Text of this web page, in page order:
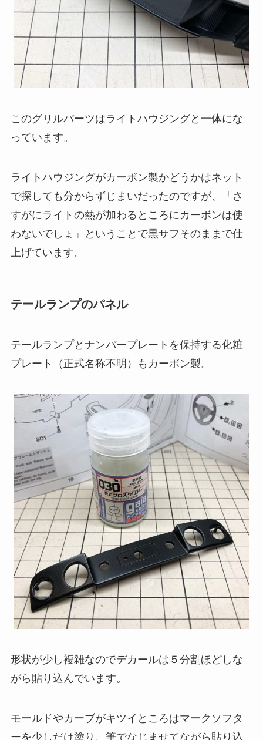
このグリルパーツはライトハウジングと一体にな
っています。
ライトハウジングがカーボン製かどうかはネット
で探しても分からずじまいだったのですが、「さ
すがにライトの熱が加わるところにカーボンは使
わないでしょ」ということで黒サフそのままで仕
上げています。
テールランプのパネル
テールランプとナンバープレートを保持する化粧
プレート（正式名称不明）もカーボン製。
形状が少し複雑なのでデカールは５分割ほどしな
がら貼り込んでいます。
モールドやカーブがキツイところはマークソフタ
ーを少しだけ塗り、筆でなじませてながら貼り込